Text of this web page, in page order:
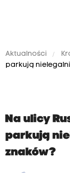
Aktualności
parkują
Na ulicy
parkują
znaków?